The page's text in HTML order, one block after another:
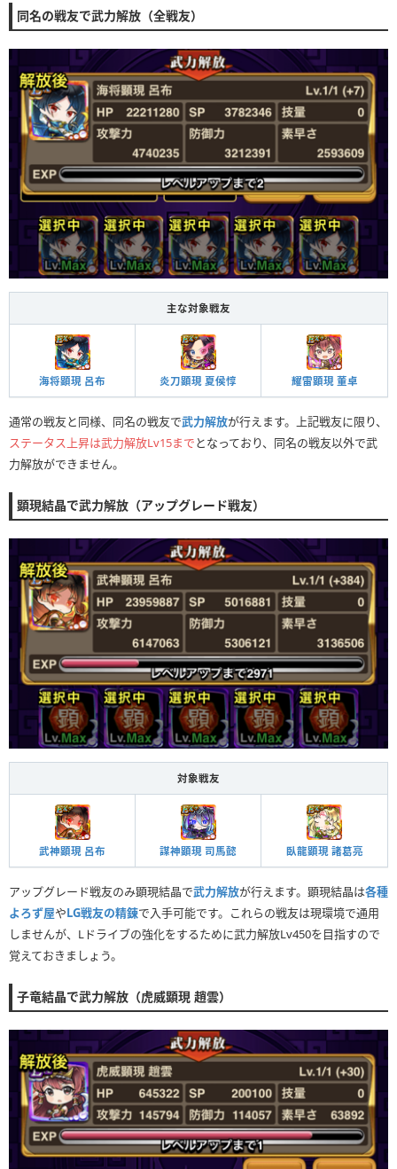
同名の戦友で武力解放（全戦友）
主な対象戦友
海将顕現 呂布 炎刀顕現 夏侯惇 耀雷顕現 董卓
通常の戦友と同様、同名の戦友で武力解放が行えます。上記戦友に限り、
ステータス上昇は武力解放Lv15までとなっており、同名の戦友以外で武
力解放ができません。
顕現結晶で武力解放（アップグレード戦友）
対象戦友
武神顕現 呂布 謀神顕現 司馬懿 臥龍顕現 諸葛亮
アップグレード戦友のみ顕現結晶で武力解放が行えます。顕現結晶は各種
よろず屋やLG戦友の精錬で入手可能です。これらの戦友は現環境で通用
しませんが、Lドライブの強化をするために武力解放Lv450を目指すので
覚えておきましょう。
子竜結晶で武力解放（虎威顕現 趙雲）